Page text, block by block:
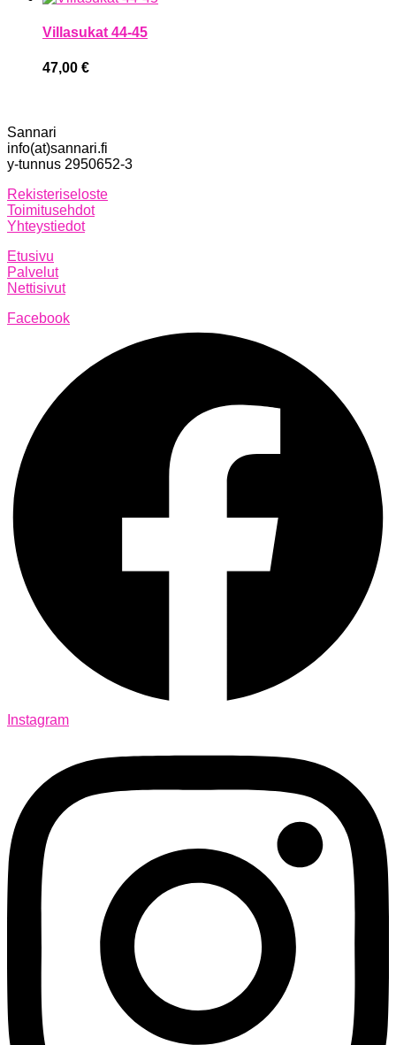
Villasukat 44-45
47,00 €
Sannari
info(at)sannari.fi
y-tunnus 2950652-3
Rekisteriseloste
Toimitusehdot
Yhteystiedot
Etusivu
Palvelut
Nettisivut
Facebook
Instagram